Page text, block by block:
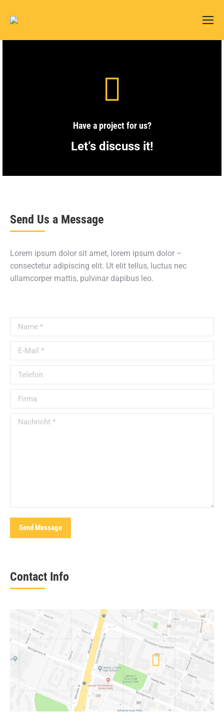
Have a project for us?
Let’s discuss it!
Send Us a Message
Lorem ipsum dolor sit amet, lorem ipsum dolor –
consectetur adipiscing elit. Ut elit tellus, luctus nec
ullamcorper mattis, pulvinar dapibus leo.
Name *
E-Mail *
Telefon
Firma
Nachricht *
Send Message
Contact Info